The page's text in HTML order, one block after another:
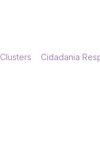
Clusters Cidadania